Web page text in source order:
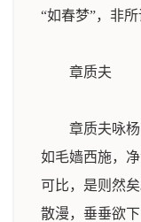
“如春梦”，非所
章质夫
章质夫咏杨
如毛嫱西施，
可比，是则然
散漫，垂垂欲